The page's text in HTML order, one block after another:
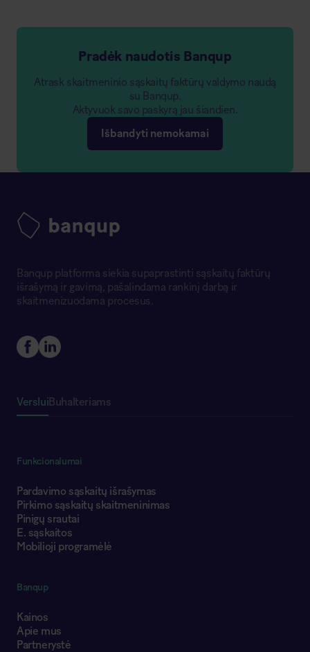
Pradėk naudotis Banqup
Atrask skaitmeninio sąskaitų faktūrų valdymo naudą
su Banqup.
Aktyvuok savo paskyrą jau šiandien.
Išbandyti nemokamai
Banqup platforma siekia supaprastinti sąskaitų faktūrų
išrašymą ir gavimą, pašalindama rankinį darbą ir
skaitmenizuodama procesus.
VersluiBuhalteriams
Funkcionalumai
Pardavimo sąskaitų išrašymas
Pirkimo sąskaitų skaitmeninimas
Pinigų srautai
E. sąskaitos
Mobilioji programėlė
Banqup
Kainos
Apie mus
Partnerystė